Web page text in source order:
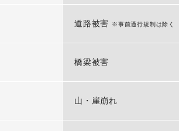
道路被害 ※事前通行規制は除く
橋梁被害
山・崖崩れ